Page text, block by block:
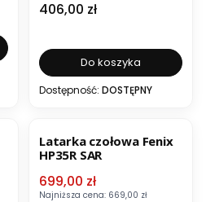
Cena
406,00 zł
Do koszyka
Dostępność: DOSTĘPNY
Latarka czołowa Fenix
HP35R SAR
Cena promocyjna
699,00 zł
Najniższa cena: 669,00 zł